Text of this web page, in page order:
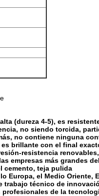
(dureza 4-5), es
no siendo torcida,
no contiene ninguna
brillante con el final
resistencia
empresas más grandes
cemento, teja pulida
Europa, el Medio Oriente,
técnico de
de la